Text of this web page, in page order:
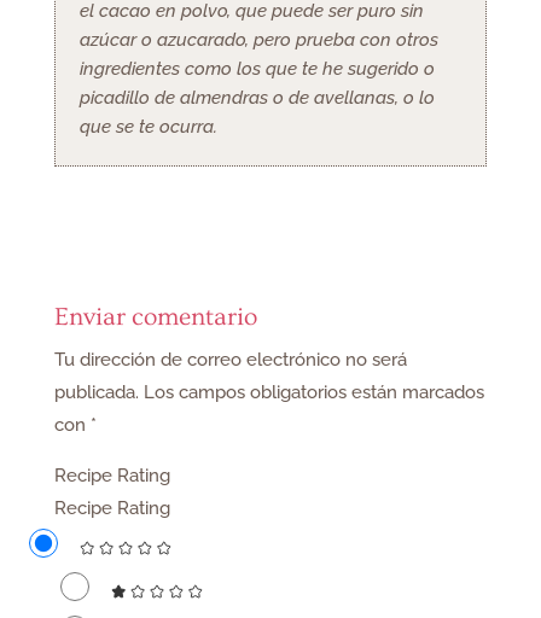
el cacao en polvo, que puede ser puro sin
azúcar o azucarado, pero prueba con otros
ingredientes como los que te he sugerido o
picadillo de almendras o de avellanas, o lo
que se te ocurra.
Enviar comentario
Tu dirección de correo electrónico no será
publicada. Los campos obligatorios están marcados
con *
Recipe Rating
Recipe Rating